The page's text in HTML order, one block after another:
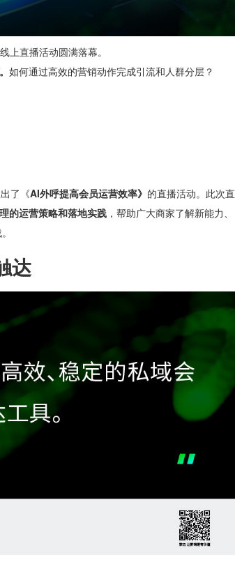
上直播活动圆满落幕。
如何通过高效的营销动作完成引流和人群分层？
了《AI外呼提高会员运营效率》 的直播活动。此次直
的运营策略和落地实践 ，帮助广大商家了解新能力、
达